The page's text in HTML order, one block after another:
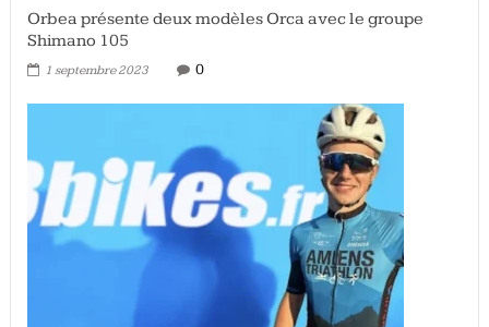
Orbea présente deux modèles Orca avec le groupe
Shimano 105
1 septembre 2023 0